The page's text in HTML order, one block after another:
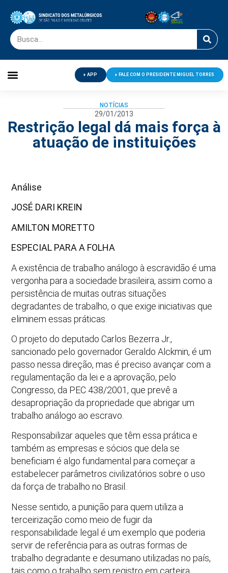
APP FALE COM O PRESIDENTE MIGUEL TORRES
NOTÍCIAS
29/01/2013
Restrição legal dá mais força à
atuação de instituições
Análise
JOSÉ DARI KREIN
AMILTON MORETTO
ESPECIAL PARA A FOLHA
A existência de trabalho análogo à escravidão é uma
vergonha para a sociedade brasileira, assim como a
persistência de muitas outras situações
degradantes de trabalho, o que exige iniciativas que
eliminem essas práticas.
O projeto do deputado Carlos Bezerra Jr.,
sancionado pelo governador Geraldo Alckmin, é um
passo nessa direção, mas é preciso avançar com a
regulamentação da lei e a aprovação, pelo
Congresso, da PEC 438/2001, que prevê a
desapropriação da propriedade que abrigar um
trabalho análogo ao escravo.
Responsabilizar aqueles que têm essa prática e
também as empresas e sócios que dela se
beneficiam é algo fundamental para começar a
estabelecer parâmetros civilizatórios sobre o uso
da força de trabalho no Brasil.
Nesse sentido, a punição para quem utiliza a
terceirização como meio de fugir da
responsabilidade legal é um exemplo que poderia
servir de referência para as outras formas de
trabalho degradante e desumano utilizadas no país,
tais como o trabalho sem registro em carteira.